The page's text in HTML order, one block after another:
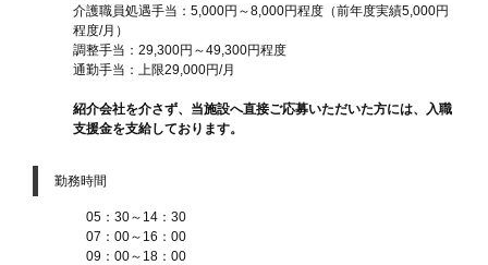
介護職員処遇手当：5,000円～8,000円程度（前年度実績5,000円
程度/月）
調整手当：29,300円～49,300円程度
通勤手当：上限29,000円/月
紹介会社を介さず、当施設へ直接ご応募いただいた方には、入職
支援金を支給しております。
勤務時間
05：30～14：30
07：00～16：00
09：00～18：00